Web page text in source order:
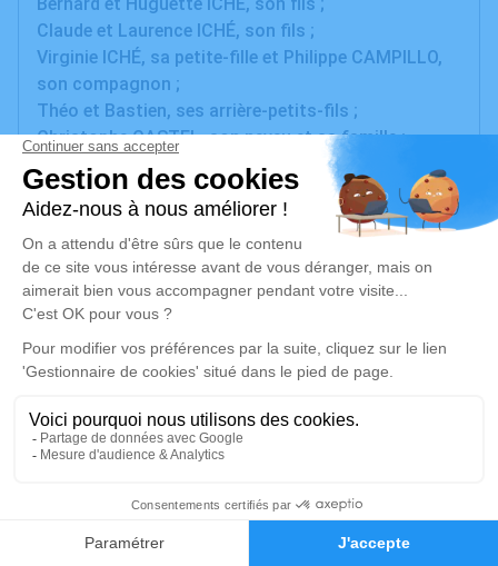
Faire-part Hommages
Claude et Laurence ICHÉ, son fils ;
Virginie ICHÉ, sa petite-fille et Philippe CAMPILLO,
son compagnon ;
Théo et Bastien, ses arrière-petits-fils ;
Christophe CASTEL, son neveu et sa famille ;
Les familles ICHÉ, CASTEL et MAFFRE ;
parents et amis
ont la tristesse de vous faire part du décès de
Madame Marie-Antoinette "Néné" ICHÉ née
CASTEL
survenu à l'âge de 96 ans
La cérémonie religieuse aura lieu le mardi 16 juin
2026, à 10h30, en l'église de Florensac, suivie de
l'inhumation au cimetière de Florensac.
Visites à la Chambre Funéraire l'Oppidum de
Bessan.
La famille remercie :
les infirmières Christel, Emmanuelle et Nicole